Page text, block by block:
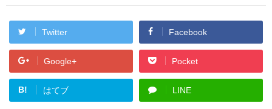
Twitter Facebook
Google+ Pocket
B! はてブ LINE